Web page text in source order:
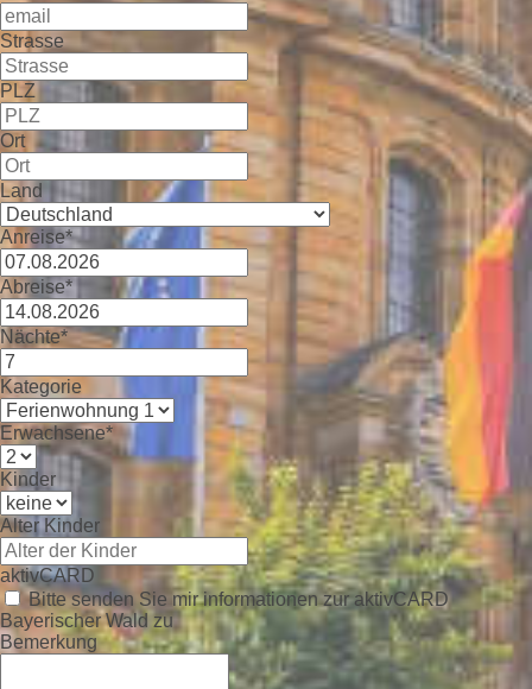
Strasse
PLZ
Ort
Land
Anreise*
Abreise*
Nächte*
Kategorie
Erwachsene*
Kinder
Alter Kinder
aktivCARD
Bitte senden Sie mir informationen zur aktivCARD
Bayerischer Wald zu
Bemerkung